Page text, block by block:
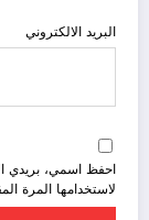
البريد الالكتروني
احفظ اسمي، بريدي
لاستخدامها المرة